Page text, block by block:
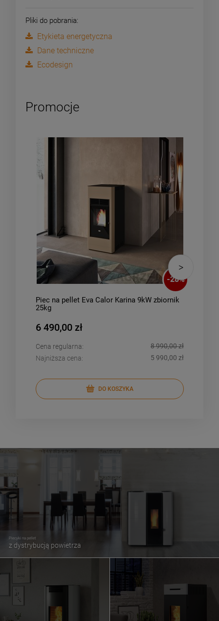
Pliki do pobrania:
Etykieta energetyczna
Dane techniczne
Ecodesign
Promocje
-28%
Piec na pellet Eva Calor Karina 9kW zbiornik
25kg
6 490,00 zł
Cena regularna:
8 990,00 zł
Najniższa cena:
5 990,00 zł
DO KOSZYKA
Piecyki na pellet
z dystrybucją powietrza